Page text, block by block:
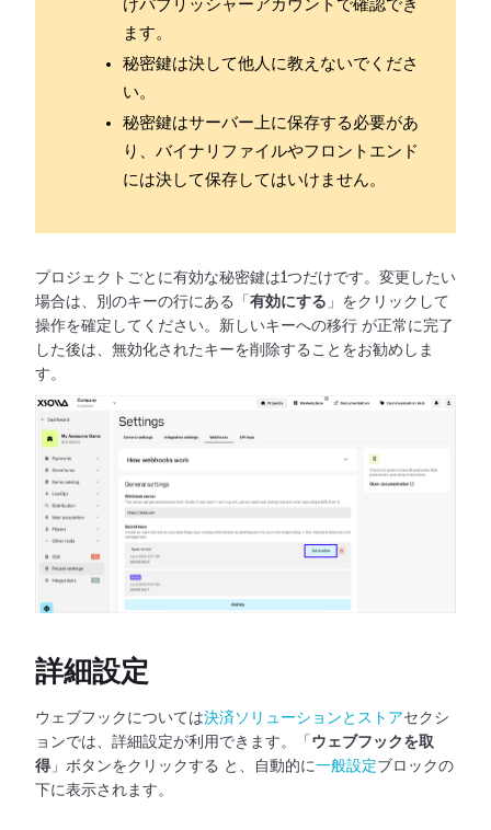
けパブリッシャーアカウントで確認でき
ます。
秘密鍵は決して他人に教えないでくださ
い。
秘密鍵はサーバー上に保存する必要があ
り、バイナリファイルやフロントエンド
には決して保存してはいけません。
プロジェクトごとに有効な秘密鍵は1つだけです。変更したい
場合は、別のキーの行にある「 有効にする 」をクリックして
操作を確定してください。新しいキーへの移行 が正常に完了
した後は、無効化されたキーを削除することをお勧めしま
す。
詳細設定
ウェブフックについては決済ソリューションとストアセクシ
ョンでは、詳細設定が利用できます。「 ウェブフックを取
得 」ボタンをクリックする と、自動的に一般設定ブロックの
下に表示されます。